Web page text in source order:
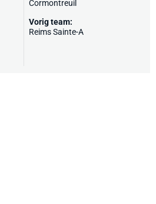
Cormontreuil
Vorig team:
Reims Sainte-A